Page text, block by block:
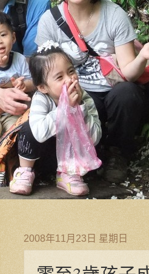
2008年11月23日 星期日